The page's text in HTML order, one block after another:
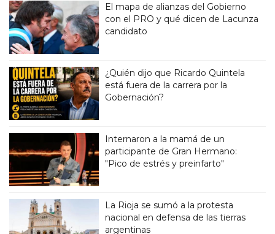
El mapa de alianzas del Gobierno
con el PRO y qué dicen de Lacunza
candidato
¿Quién dijo que Ricardo Quintela
está fuera de la carrera por la
Gobernación?
Internaron a la mamá de un
participante de Gran Hermano:
"Pico de estrés y preinfarto"
La Rioja se sumó a la protesta
nacional en defensa de las tierras
argentinas